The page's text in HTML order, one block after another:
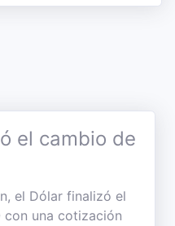
el cambio de
el Dólar finalizó el
con una cotización